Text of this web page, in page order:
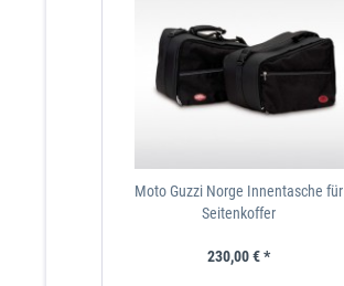
Moto Guzzi Norge Innentasche für
Seitenkoffer
230,00 € *